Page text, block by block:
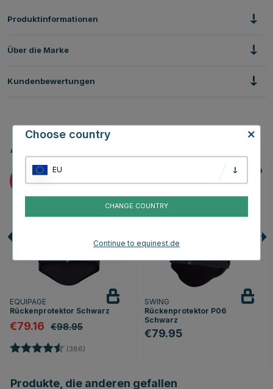
Produktinformationen
Über die Marke
Kundenbewertungen
Andere Produkte, die Ihnen gefallen könnten
20
EQUIPAGE
Rückenprotektor Schwarz
€79.16 €98.95
Bewertung: (386)
SWING
Rückenprotektor P06
Schwarz
€79.95
Produkte, die anderen gefallen
Choose country
EU
CHANGE COUNTRY
Continue to equinest.de